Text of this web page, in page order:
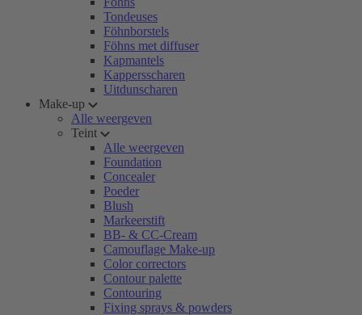
Tondeuses
Föhnborstels
Föhns met diffuser
Kapmantels
Kappersscharen
Uitdunscharen
Make-up
Alle weergeven
Teint
Alle weergeven
Foundation
Concealer
Poeder
Blush
Markeerstift
BB- & CC-Cream
Camouflage Make-up
Color correctors
Contour palette
Contouring
Fixing sprays & powders